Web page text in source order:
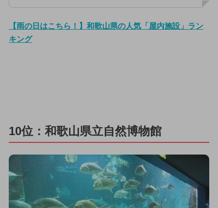
【雨の日はこちら！】和歌山県の人気「屋内施設」ラン
キング
10位：和歌山県立自然博物館